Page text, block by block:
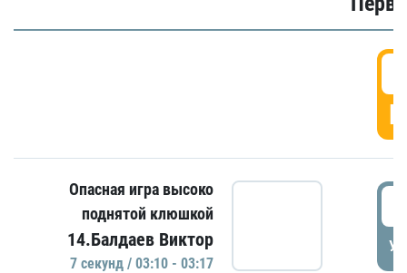
Опасная игра высоко
поднятой клюшкой
14.Балдаев Виктор
7 секунд / 03:10 - 03:17